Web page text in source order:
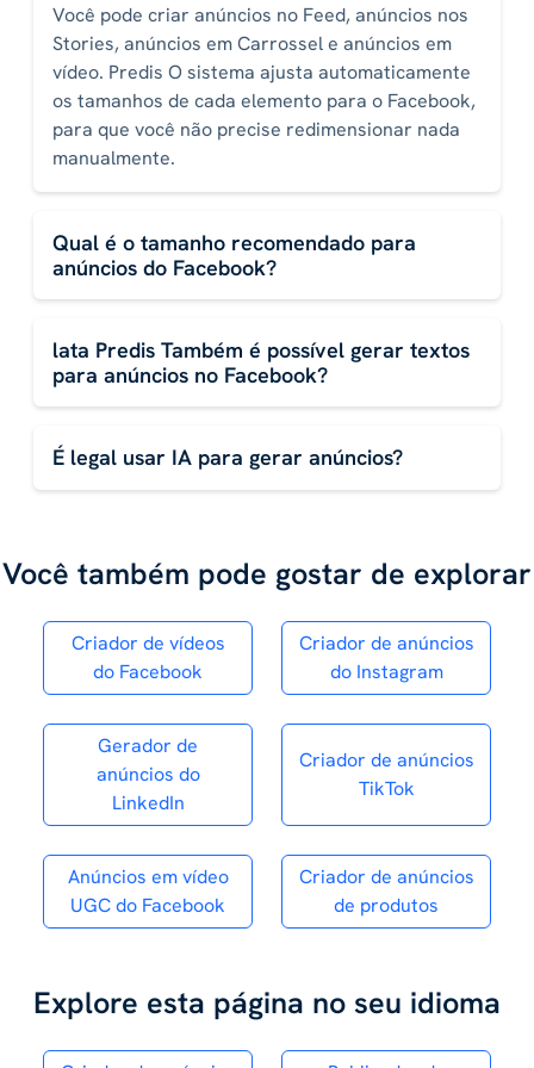
Você pode criar anúncios no Feed, anúncios nos
Stories, anúncios em Carrossel e anúncios em
vídeo. Predis O sistema ajusta automaticamente
os tamanhos de cada elemento para o Facebook,
para que você não precise redimensionar nada
manualmente.
Qual é o tamanho recomendado para
anúncios do Facebook?
lata Predis Também é possível gerar textos
para anúncios no Facebook?
É legal usar IA para gerar anúncios?
Você também pode gostar de explorar
Criador de vídeos
do Facebook
Criador de anúncios
do Instagram
Gerador de
anúncios do
LinkedIn
Criador de anúncios
TikTok
Anúncios em vídeo
UGC do Facebook
Criador de anúncios
de produtos
Explore esta página no seu idioma